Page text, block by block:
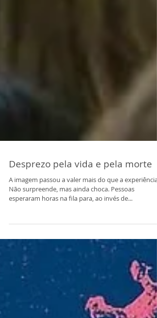
Desprezo pela vida e pela morte
A imagem passou a valer mais do que a experiência.
Não surpreende, mas ainda choca. Pessoas
esperaram horas na fila para, ao invés de...